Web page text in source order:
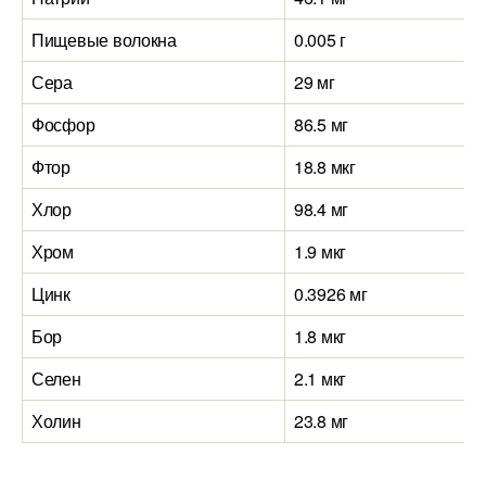
Пищевые волокна
0.005 г
Сера
29 мг
Фосфор
86.5 мг
Фтор
18.8 мкг
Хлор
98.4 мг
Хром
1.9 мкг
Цинк
0.3926 мг
Бор
1.8 мкг
Селен
2.1 мкг
Холин
23.8 мг